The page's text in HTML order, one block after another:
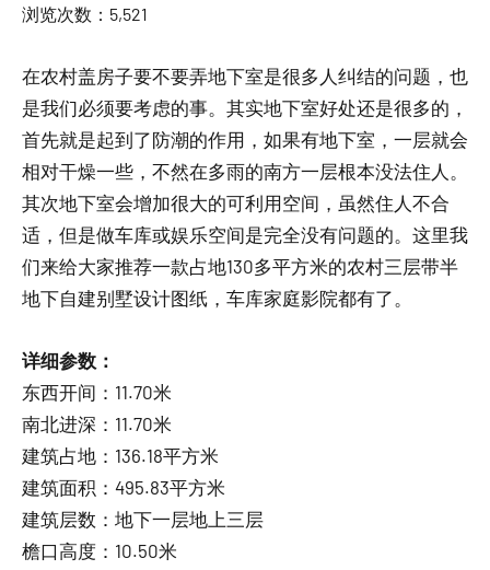
浏览次数：5,521
在农村盖房子要不要弄地下室是很多人纠结的问题，也
是我们必须要考虑的事。其实地下室好处还是很多的，
首先就是起到了防潮的作用，如果有地下室，一层就会
相对干燥一些，不然在多雨的南方一层根本没法住人。
其次地下室会增加很大的可利用空间，虽然住人不合
适，但是做车库或娱乐空间是完全没有问题的。这里我
们来给大家推荐一款占地130多平方米的农村三层带半
地下自建别墅设计图纸，车库家庭影院都有了。
详细参数：
东西开间：11.70米
南北进深：11.70米
建筑占地：136.18平方米
建筑面积：495.83平方米
建筑层数：地下一层地上三层
檐口高度：10.50米